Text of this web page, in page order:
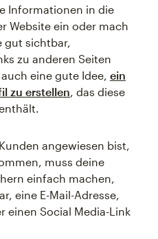
Informationen in die
Website ein oder mach
gut sichtbar,
zu anderen Seiten
eine gute Idee, ein
zu erstellen , das diese
angewiesen bist,
muss deine
einfach machen,
eine E-Mail-Adresse,
einen Social Media-Link